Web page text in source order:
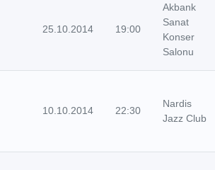
25.10.2014 19:00
Akbank
Sanat
Konser
Salonu
10.10.2014 22:30
Nardis
Jazz Club